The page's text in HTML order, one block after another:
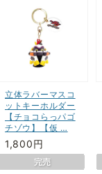
立体ラバーマスコ
ットキーホルダー
【チョコらっパゴ
チゾウ】【仮 …
1,800円